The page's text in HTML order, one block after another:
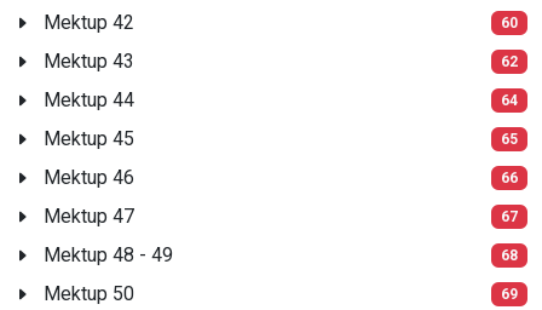
Mektup 42 60
Mektup 43 62
Mektup 44 64
Mektup 45 65
Mektup 46 66
Mektup 47 67
Mektup 48 - 49 68
Mektup 50 69